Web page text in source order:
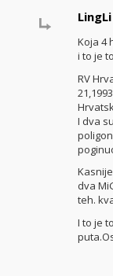
LingLi
Koja 4
i to je
RV
I dva
dva
teh.
I to je